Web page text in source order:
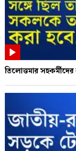
তিলোত্তমার